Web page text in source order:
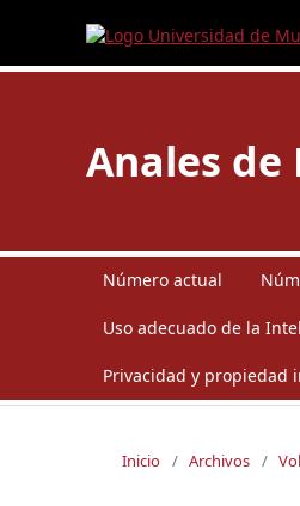
Anales de
Número actual
Uso adecuado de la
Privacidad y propiedad
Inicio / Archivos /